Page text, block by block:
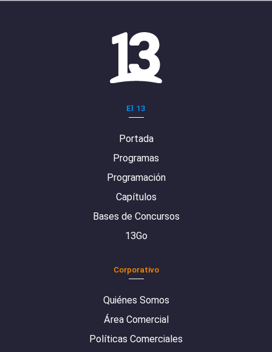
El 13
Portada
Programas
Programación
Capítulos
Bases de Concursos
13Go
Corporativo
Quiénes Somos
Área Comercial
Políticas Comerciales